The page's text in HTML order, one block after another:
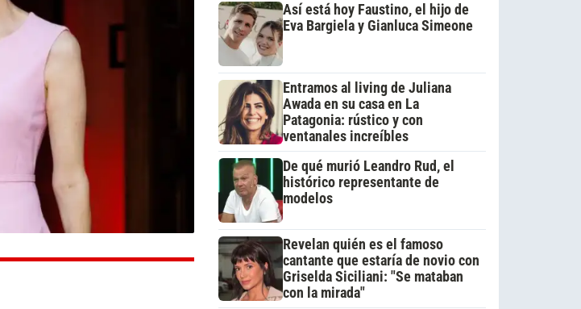
Así está hoy Faustino, el hijo de
Eva Bargiela y Gianluca Simeone
Entramos al living de Juliana
Awada en su casa en La
Patagonia: rústico y con
ventanales increíbles
De qué murió Leandro Rud, el
histórico representante de
modelos
Revelan quién es el famoso
cantante que estaría de novio con
Griselda Siciliani: "Se mataban
con la mirada"